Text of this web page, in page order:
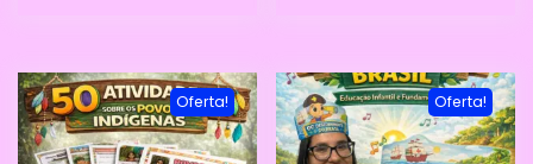
Oferta! Oferta!